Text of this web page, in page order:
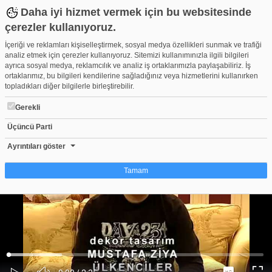
Daha iyi hizmet vermek için bu websitesinde
çerezler kullanıyoruz.
İçeriği ve reklamları kişiselleştirmek, sosyal medya özellikleri sunmak ve trafiği
analiz etmek için çerezler kullanıyoruz. Sitemizi kullanımınızla ilgili bilgileri
ayrıca sosyal medya, reklamcılık ve analiz iş ortaklarımızla paylaşabiliriz. İş
ortaklarımız, bu bilgileri kendilerine sağladığınız veya hizmetlerini kullanırken
topladıkları diğer bilgilerle birleştirebilir.
Gerekli
Üçüncü Parti
Ayrıntıları göster
Tamam
Çerez nedir?
Çerezler, web-sitelerinin, kullanıcıların deneyimlerini daha verimli hale getirmek
amacıyla kullandığı küçük metin dosyalarıdır. Yasalara göre, bu sitenin
işletilmesi için kesinlikle gerekli olan çerezleri cihazınıza yerleştirebiliyoruz.
Diğer çerez türleri için sizden izin almamız gerekiyor. Bu site farklı çerez türleri
kullanmaktadır. Bazı çerezler, sayfalarımızda yer alan üçüncü şahıs hizmetleri
tarafından yerleştirilir. İzniniz şu alanlar için geçerlidir: web.tv
Ses
Yüklendi:
0%
Yükleniyor:
Ata Demirer - İnternet alemiyle ilgili süper şarkısı